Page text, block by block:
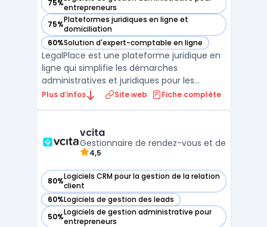
75%entrepreneurs
— voir LegalPlace dans cette catégorie
75%Plateformes juridiques en ligne et
domiciliation
— voir LegalPlace dans cette catégorie
60%Solution d'expert-comptable en ligne
— voir LegalPlace dans cette catégorie
LegalPlace est une plateforme juridique en
ligne qui simplifie les démarches
administratives et juridiques pour les
entrepreneurs, professionnels et
la domiciliation d'entreprise, la gestion des
contrats et ...
Plus d’infos Site web Fiche complète
vcita
Gestionnaire de rendez-vous et de
4,5
80%Logiciels CRM pour la gestion de la relation
client
— voir vcita dans cette catégorie
60%Logiciels de gestion des leads
— voir vcita dans cette catégorie
50%Logiciels de gestion administrative pour
entrepreneurs
— voir vcita dans cette catégorie